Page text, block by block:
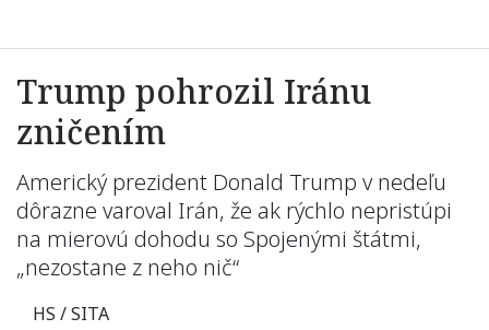
Trump pohrozil Iránu
zničením
Americký prezident Donald Trump v nedeľu
dôrazne varoval Irán, že ak rýchlo nepristúpi
na mierovú dohodu so Spojenými štátmi,
„nezostane z neho nič“
HS / SITA